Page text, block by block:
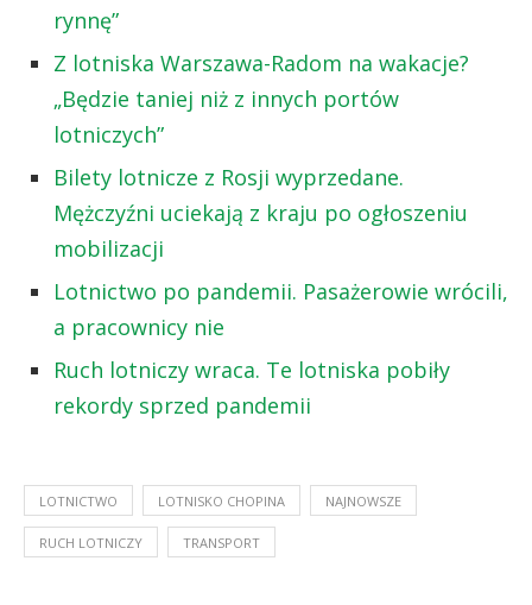
rynnę”
Z lotniska Warszawa-Radom na wakacje?
„Będzie taniej niż z innych portów
lotniczych”
Bilety lotnicze z Rosji wyprzedane.
Mężczyźni uciekają z kraju po ogłoszeniu
mobilizacji
Lotnictwo po pandemii. Pasażerowie wrócili,
a pracownicy nie
Ruch lotniczy wraca. Te lotniska pobiły
rekordy sprzed pandemii
LOTNICTWO LOTNISKO CHOPINA NAJNOWSZE
RUCH LOTNICZY TRANSPORT